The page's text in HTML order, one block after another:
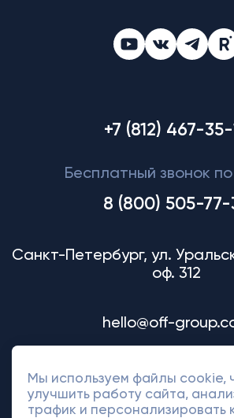
+7 (812) 467-35-
Бесплатный звонок
8 (800) 505-77-
Санкт-Петербург, ул.
оф. 312
hello@off-
Мы используем файлы cookie,
улучшить работу сайта,
трафик и персонализировать